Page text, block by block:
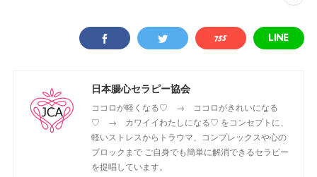
日本腸心セラピー協会
ココロが軽くなる♡ → ココロがきれいになる
♡ → カワイイわたしになる♡ をコンセプトに、
軽いストレスからトラウマ、コンプレックスや心の
ブロックまで ご自身でも簡単に解消できるセラピー
を提唱しています。